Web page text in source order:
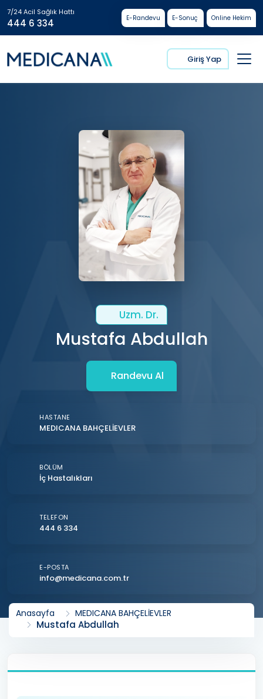
7/24 Acil Sağlık Hattı
444 6 334 E-Randevu E-Sonuç Online Hekim
Giriş Yap
Uzm. Dr.
Mustafa Abdullah
Randevu Al
HASTANE
MEDICANA BAHÇELİEVLER
BÖLÜM
İç Hastalıkları
TELEFON
444 6 334
E-POSTA
info@medicana.com.tr
Anasayfa MEDICANA BAHÇELİEVLER
Mustafa Abdullah